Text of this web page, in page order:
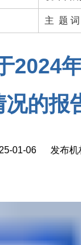
主 题 词
2024
况的报
01-06 发布机